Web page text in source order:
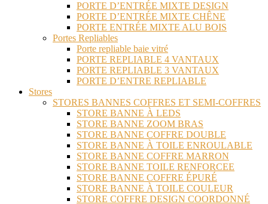
PORTE D’ENTRÉE MIXTE DESIGN
PORTE D’ENTRÉE MIXTE CHÊNE
PORTE ENTRÉE MIXTE ALU BOIS
Portes Repliables
Porte repliable baie vitré
PORTE REPLIABLE 4 VANTAUX
PORTE REPLIABLE 3 VANTAUX
PORTE D’ENTRE REPLIABLE
Stores
STORES BANNES COFFRES ET SEMI-COFFRES
STORE BANNE À LEDS
STORE BANNE ZOOM BRAS
STORE BANNE COFFRE DOUBLE
STORE BANNE À TOILE ENROULABLE
STORE BANNE COFFRE MARRON
STORE BANNE TOILE RENFORCEE
STORE BANNE COFFRE ÉPURÉ
STORE BANNE À TOILE COULEUR
STORE COFFRE DESIGN COORDONNÉ